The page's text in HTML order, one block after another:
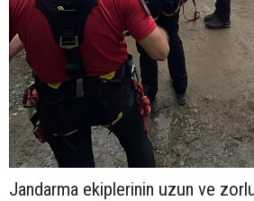
Jandarma ekiplerinin uzun ve